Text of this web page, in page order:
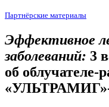
Партнёрские материалы
Эффективное
заболеваний: 3
об облучателе-